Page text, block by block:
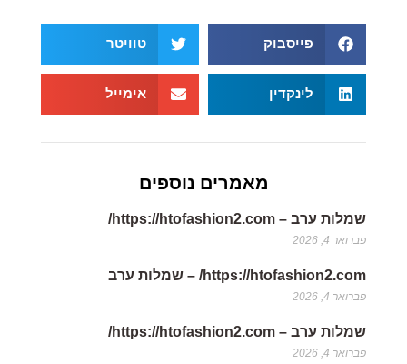
פייסבוק טוויטר
לינקדין אימייל
מאמרים נוספים
שמלות ערב – https://htofashion2.com/
פברואר 4, 2026
https://htofashion2.com/ – שמלות ערב
פברואר 4, 2026
שמלות ערב – https://htofashion2.com/
פברואר 4, 2026